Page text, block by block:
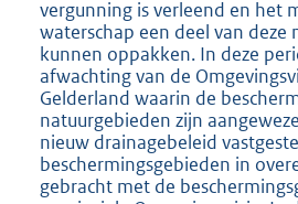
vergunning is verleend en het
waterschap een deel van
kunnen oppakken. In deze
afwachting van de
Gelderland waarin de
natuurgebieden zijn
nieuw drainagebeleid
beschermingsgebieden in
gebracht met de